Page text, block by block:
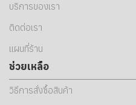
บริการของเรา
ติดต่อเรา
แผนที่ร้าน
ช่วยเหลือ
วิธีการสั่งซื้อสินค้า